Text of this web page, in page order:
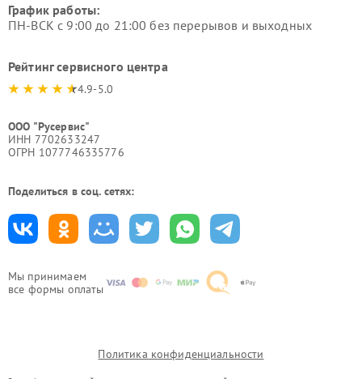
Мы принимаем
все формы оплаты
График работы:
ПН-ВСК с 9:00 до 21:00 без перерывов и выходных
Рейтинг сервисного центра
4.9-5.0
ООО "Русервис"
ИНН 7702633247
ОГРН 1077746335776
Поделиться в соц. сетях:
Политика конфиденциальности